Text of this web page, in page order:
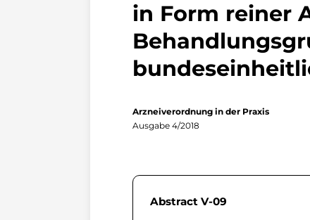
in Form reiner
Arzneiverordnung in der Praxis
Ausgabe 4/2018
Abstract V-09